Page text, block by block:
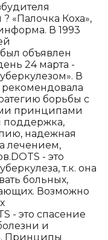
? «Палочка Коха»,
В 1993
объявлен
24 марта -
В
борьбы с
принципами
поддержка,
надежная
лечением,
- это
т.к. она
больных,
Возможно
- это спасение
и
Принципы